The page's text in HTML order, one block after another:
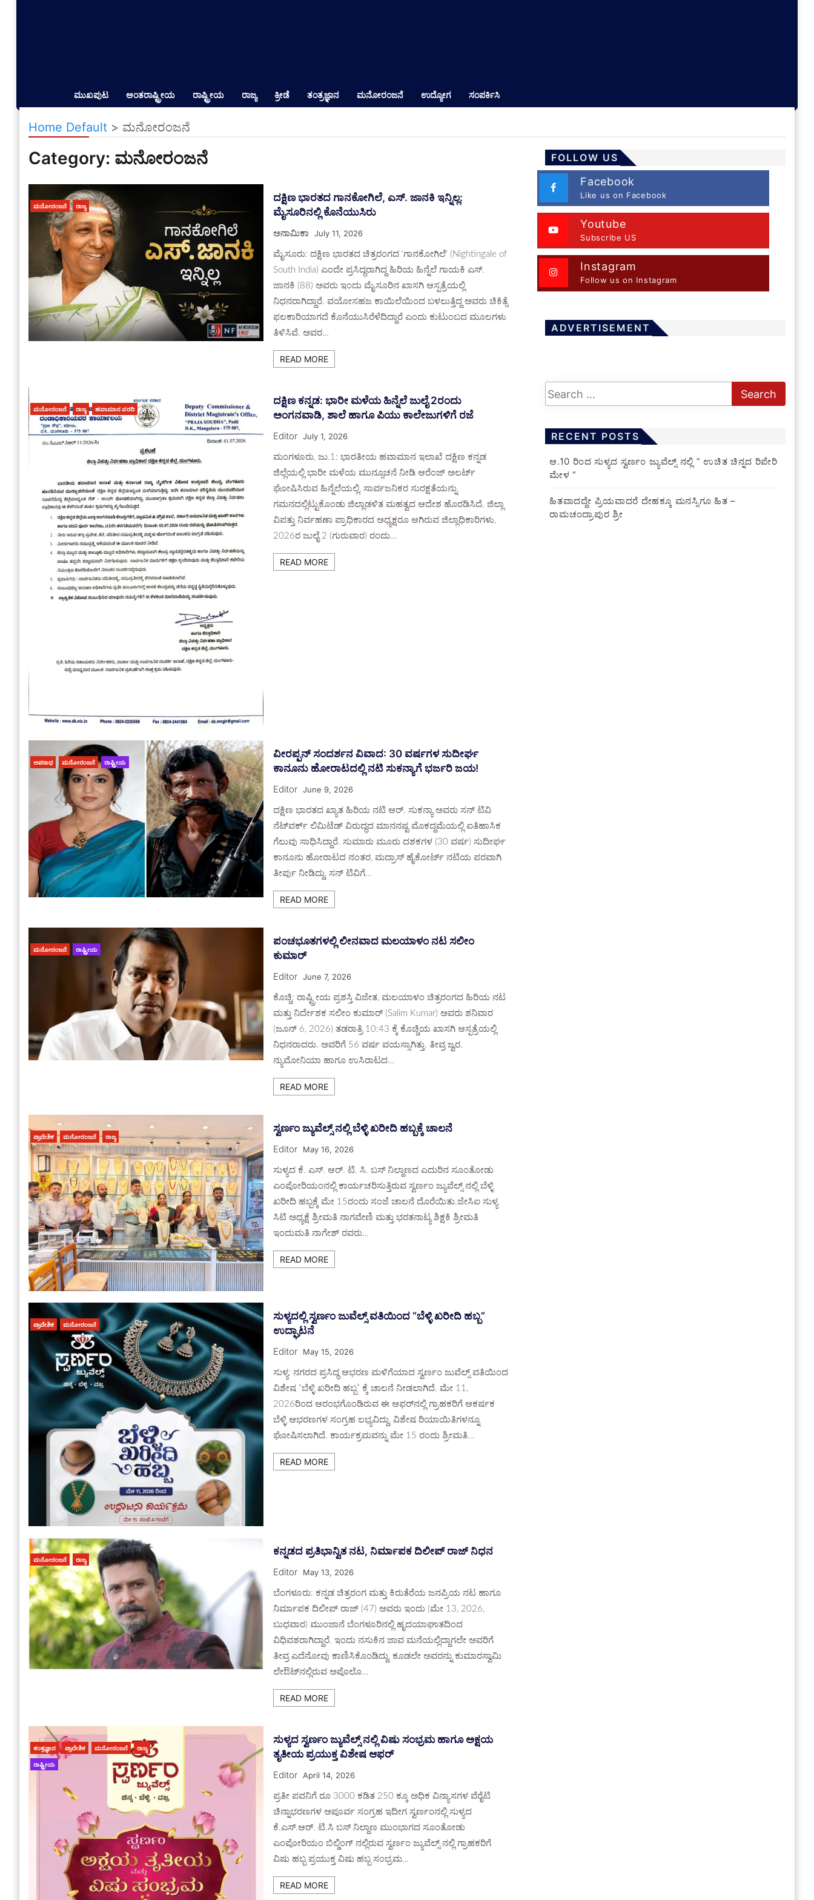
ಮುಖಪುಟ ಅಂತರಾಷ್ಟ್ರೀಯ ರಾಷ್ಟ್ರೀಯ ರಾಜ್ಯ ಕ್ರೀಡೆ ತಂತ್ರಜ್ಞಾನ ಮನೋರಂಜನೆ ಉದ್ಯೋಗ ಸಂಪರ್ಕಿಸಿ
Home Default > ಮನೋರಂಜನೆ
Category: ಮನೋರಂಜನೆ
ಮನೋರಂಜನೆ ರಾಜ್ಯ
ದಕ್ಷಿಣ ಭಾರತದ ಗಾನಕೋಗಿಲೆ, ಎಸ್. ಜಾನಕಿ ಇನ್ನಿಲ್ಲ:
ಮೈಸೂರಿನಲ್ಲಿ ಕೊನೆಯುಸಿರು
ಅನಾಮಿಕಾ July 11, 2026
ಮೈಸೂರು: ದಕ್ಷಿಣ ಭಾರತದ ಚಿತ್ರರಂಗದ 'ಗಾನಕೋಗಿಲೆ' (Nightingale of
South India) ಎಂದೇ ಪ್ರಸಿದ್ಧರಾಗಿದ್ದ ಹಿರಿಯ ಹಿನ್ನೆಲೆ ಗಾಯಕಿ ಎಸ್.
ಜಾನಕಿ (88) ಅವರು ಇಂದು ಮೈಸೂರಿನ ಖಾಸಗಿ ಆಸ್ಪತ್ರೆಯಲ್ಲಿ
ನಿಧನರಾಗಿದ್ದಾರೆ. ವಯೋಸಹಜ ಕಾಯಿಲೆಯಿಂದ ಬಳಲುತ್ತಿದ್ದ ಅವರು ಚಿಕಿತ್ಸೆ
ಫಲಕಾರಿಯಾಗದೆ ಕೊನೆಯುಸಿರೆಳೆದಿದ್ದಾರೆ ಎಂದು ಕುಟುಂಬದ ಮೂಲಗಳು
ತಿಳಿಸಿವೆ. ಅವರ…
READ MORE
ಮನೋರಂಜನೆ ರಾಜ್ಯ ಹವಾಮಾನ ವರದಿ
ದಕ್ಷಿಣ ಕನ್ನಡ: ಭಾರೀ ಮಳೆಯ ಹಿನ್ನೆಲೆ ಜುಲೈ 2ರಂದು
ಅಂಗನವಾಡಿ, ಶಾಲೆ ಹಾಗೂ ಪಿಯು ಕಾಲೇಜುಗಳಿಗೆ ರಜೆ
Editor July 1, 2026
ಮಂಗಳೂರು, ಜು.1: ಭಾರತೀಯ ಹವಾಮಾನ ಇಲಾಖೆ ದಕ್ಷಿಣ ಕನ್ನಡ
ಜಿಲ್ಲೆಯಲ್ಲಿ ಭಾರೀ ಮಳೆಯ ಮುನ್ಸೂಚನೆ ನೀಡಿ ಆರೆಂಜ್ ಅಲರ್ಟ್
ಘೋಷಿಸಿರುವ ಹಿನ್ನೆಲೆಯಲ್ಲಿ, ಸಾರ್ವಜನಿಕರ ಸುರಕ್ಷತೆಯನ್ನು
ಗಮನದಲ್ಲಿಟ್ಟುಕೊಂಡು ಜಿಲ್ಲಾಡಳಿತ ಮಹತ್ವದ ಆದೇಶ ಹೊರಡಿಸಿದೆ. ಜಿಲ್ಲಾ
ವಿಪತ್ತು ನಿರ್ವಹಣಾ ಪ್ರಾಧಿಕಾರದ ಅಧ್ಯಕ್ಷರೂ ಆಗಿರುವ ಜಿಲ್ಲಾಧಿಕಾರಿಗಳು,
2026ರ ಜುಲೈ 2 (ಗುರುವಾರ) ರಂದು…
READ MORE
ಅಪರಾಧ ಮನೋರಂಜನೆ ರಾಷ್ಟ್ರೀಯ
ವೀರಪ್ಪನ್ ಸಂದರ್ಶನ ವಿವಾದ: 30 ವರ್ಷಗಳ ಸುದೀರ್ಘ
ಕಾನೂನು ಹೋರಾಟದಲ್ಲಿ ನಟಿ ಸುಕನ್ಯಾಗೆ ಭರ್ಜರಿ ಜಯ!
Editor June 9, 2026
ದಕ್ಷಿಣ ಭಾರತದ ಖ್ಯಾತ ಹಿರಿಯ ನಟಿ ಆರ್. ಸುಕನ್ಯಾ ಅವರು ಸನ್ ಟಿವಿ
ನೆಟ್‌ವರ್ಕ್ ಲಿಮಿಟೆಡ್ ವಿರುದ್ಧದ ಮಾನನಷ್ಟ ಮೊಕದ್ದಮೆಯಲ್ಲಿ ಐತಿಹಾಸಿಕ
ಗೆಲುವು ಸಾಧಿಸಿದ್ದಾರೆ. ಸುಮಾರು ಮೂರು ದಶಕಗಳ (30 ವರ್ಷ) ಸುದೀರ್ಘ
ಕಾನೂನು ಹೋರಾಟದ ನಂತರ, ಮದ್ರಾಸ್ ಹೈಕೋರ್ಟ್ ನಟಿಯ ಪರವಾಗಿ
ತೀರ್ಪು ನೀಡಿದ್ದು, ಸನ್ ಟಿವಿಗೆ…
READ MORE
ಮನೋರಂಜನೆ ರಾಷ್ಟ್ರೀಯ
ಪಂಚಭೂತಗಳಲ್ಲಿ ಲೀನವಾದ ಮಲಯಾಳಂ ನಟ ಸಲೀಂ
ಕುಮಾರ್
Editor June 7, 2026
ಕೊಚ್ಚಿ: ರಾಷ್ಟ್ರೀಯ ಪ್ರಶಸ್ತಿ ವಿಜೇತ, ಮಲಯಾಳಂ ಚಿತ್ರರಂಗದ ಹಿರಿಯ ನಟ
ಮತ್ತು ನಿರ್ದೇಶಕ ಸಲೀಂ ಕುಮಾರ್ (Salim Kumar) ಅವರು ಶನಿವಾರ
(ಜೂನ್ 6, 2026) ತಡರಾತ್ರಿ 10:43 ಕ್ಕೆ ಕೊಚ್ಚಿಯ ಖಾಸಗಿ ಆಸ್ಪತ್ರೆಯಲ್ಲಿ
ನಿಧನರಾದರು. ಅವರಿಗೆ 56 ವರ್ಷ ವಯಸ್ಸಾಗಿತ್ತು. ತೀವ್ರ ಜ್ವರ,
ನ್ಯುಮೋನಿಯಾ ಹಾಗೂ ಉಸಿರಾಟದ…
READ MORE
ಪ್ರಾದೇಶಿಕ ಮನೋರಂಜನೆ ರಾಜ್ಯ
ಸ್ವರ್ಣಂ ಜ್ಯುವೆಲ್ಸ್ ನಲ್ಲಿ ಬೆಳ್ಳಿ ಖರೀದಿ ಹಬ್ಬಕ್ಕೆ ಚಾಲನೆ
Editor May 16, 2026
ಸುಳ್ಯದ ಕೆ. ಎಸ್. ಆರ್. ಟಿ. ಸಿ. ಬಸ್ ನಿಲ್ದಾಣದ ಎದುರಿನ ಸೂಂತೋಡು
ಎಂಪೋರಿಯಂನಲ್ಲಿ ಕಾರ್ಯಚರಿಸುತ್ತಿರುವ ಸ್ವರ್ಣಂ ಜ್ಯುವೆಲ್ಸ್ ನಲ್ಲಿ ಬೆಳ್ಳಿ
ಖರೀದಿ ಹಬ್ಬಕ್ಕೆ ಮೇ 15ರಂದು ಸಂಜೆ ಚಾಲನೆ ದೊರೆಯಿತು.ಜೇಸಿಐ ಸುಳ್ಯ
ಸಿಟಿ ಅಧ್ಯಕ್ಷೆ ಶ್ರೀಮತಿ ನಾಗವೇಣಿ ಮತ್ತು ಭರತನಾಟ್ಯ ಶಿಕ್ಷಕಿ ಶ್ರೀಮತಿ
ಇಂದುಮತಿ ನಾಗೇಶ್ ರವರು…
READ MORE
ಪ್ರಾದೇಶಿಕ ಮನೋರಂಜನೆ
ಸುಳ್ಯದಲ್ಲಿ ಸ್ವರ್ಣಂ ಜುವೆಲ್ಸ್ ವತಿಯಿಂದ “ಬೆಳ್ಳಿ ಖರೀದಿ ಹಬ್ಬ”
ಉದ್ಘಾಟನೆ
Editor May 15, 2026
ಸುಳ್ಯ: ನಗರದ ಪ್ರಸಿದ್ಧ ಆಭರಣ ಮಳಿಗೆಯಾದ ಸ್ವರ್ಣಂ ಜುವೆಲ್ಸ್ ವತಿಯಿಂದ
ವಿಶೇಷ “ಬೆಳ್ಳಿ ಖರೀದಿ ಹಬ್ಬ” ಕ್ಕೆ ಚಾಲನೆ ನೀಡಲಾಗಿದೆ. ಮೇ 11,
2026ರಿಂದ ಆರಂಭಗೊಂಡಿರುವ ಈ ಆಫರ್‌ನಲ್ಲಿ ಗ್ರಾಹಕರಿಗೆ ಆಕರ್ಷಕ
ಬೆಳ್ಳಿ ಆಭರಣಗಳ ಸಂಗ್ರಹ ಲಭ್ಯವಿದ್ದು, ವಿಶೇಷ ರಿಯಾಯಿತಿಗಳನ್ನೂ
ಘೋಷಿಸಲಾಗಿದೆ. ಕಾರ್ಯಕ್ರಮವನ್ನು ಮೇ 15 ರಂದು ಶ್ರೀಮತಿ…
READ MORE
ಮನೋರಂಜನೆ ರಾಜ್ಯ
ಕನ್ನಡದ ಪ್ರತಿಭಾನ್ವಿತ ನಟ, ನಿರ್ಮಾಪಕ ದಿಲೀಪ್ ರಾಜ್ ನಿಧನ
Editor May 13, 2026
ಬೆಂಗಳೂರು: ಕನ್ನಡ ಚಿತ್ರರಂಗ ಮತ್ತು ಕಿರುತೆರೆಯ ಜನಪ್ರಿಯ ನಟ ಹಾಗೂ
ನಿರ್ಮಾಪಕ ದಿಲೀಪ್ ರಾಜ್ (47) ಅವರು ಇಂದು (ಮೇ 13, 2026,
ಬುಧವಾರ) ಮುಂಜಾನೆ ಬೆಂಗಳೂರಿನಲ್ಲಿ ಹೃದಯಾಘಾತದಿಂದ
ವಿಧಿವಶರಾಗಿದ್ದಾರೆ. ಇಂದು ನಸುಕಿನ ಜಾವ ಮನೆಯಲ್ಲಿದ್ದಾಗಲೇ ಅವರಿಗೆ
ತೀವ್ರ ಎದೆನೋವು ಕಾಣಿಸಿಕೊಂಡಿದ್ದು, ಕೂಡಲೇ ಅವರನ್ನು ಕುಮಾರಸ್ವಾಮಿ
ಲೇಔಟ್‌ನಲ್ಲಿರುವ ಅಪೊಲೊ…
READ MORE
ತಂತ್ರಜ್ಞಾನ ಪ್ರಾದೇಶಿಕ ಮನೋರಂಜನೆ ರಾಜ್ಯ
ರಾಷ್ಟ್ರೀಯ
ಸುಳ್ಯದ ಸ್ವರ್ಣಂ ಜ್ಯುವೆಲ್ಸ್ ನಲ್ಲಿ ವಿಷು ಸಂಭ್ರಮ ಹಾಗೂ ಅಕ್ಷಯ
ತೃತೀಯ ಪ್ರಯುಕ್ತ ವಿಶೇಷ ಆಫರ್
Editor April 14, 2026
ಪ್ರತೀ ಪವನಿಗೆ ರೂ 3000 ಕಡಿತ 250 ಕ್ಕೂ ಅಧಿಕ ವಿನ್ಯಾಸಗಳ ವೆರೈಟಿ
ಚಿನ್ನಾಭರಣಗಳ ಅಪೂರ್ವ ಸಂಗ್ರಹ ಇದೀಗ ಸ್ವರ್ಣಂನಲ್ಲಿ ಸುಳ್ಯದ
ಕೆ.ಎಸ್.ಆರ್. ಟಿ.ಸಿ ಬಸ್ ನಿಲ್ದಾಣ ಮುಂಭಾಗದ ಸೂಂತೋಡು
ಎಂಪೋರಿಯಂ ಬಿಲ್ಡಿಂಗ್ ನಲ್ಲಿರುವ ಸ್ವರ್ಣಂ ಜ್ಯುವೆಲ್ಸ್ ನಲ್ಲಿ ಗ್ರಾಹಕರಿಗೆ
ವಿಷು ಹಬ್ಬ ಪ್ರಯುಕ್ತ ವಿಷು ಹಬ್ಬ ಸಂಭ್ರಮ…
READ MORE
FOLLOW US
Facebook
Like us on Facebook
Youtube
Subscribe US
Instagram
Follow us on Instagram
ADVERTISEMENT
RECENT POSTS
ಆ.10 ರಿಂದ ಸುಳ್ಯದ ಸ್ವರ್ಣಂ ಜ್ಯುವೆಲ್ಸ್ ನಲ್ಲಿ ” ಉಚಿತ ಚಿನ್ನದ ರಿಪೇರಿ
ಮೇಳ “
ಹಿತವಾದದ್ದೇ ಪ್ರಿಯವಾದರೆ ದೇಹಕ್ಕೂ ಮನಸ್ಸಿಗೂ ಹಿತ –
ರಾಮಚಂದ್ರಾಪುರ ಶ್ರೀ